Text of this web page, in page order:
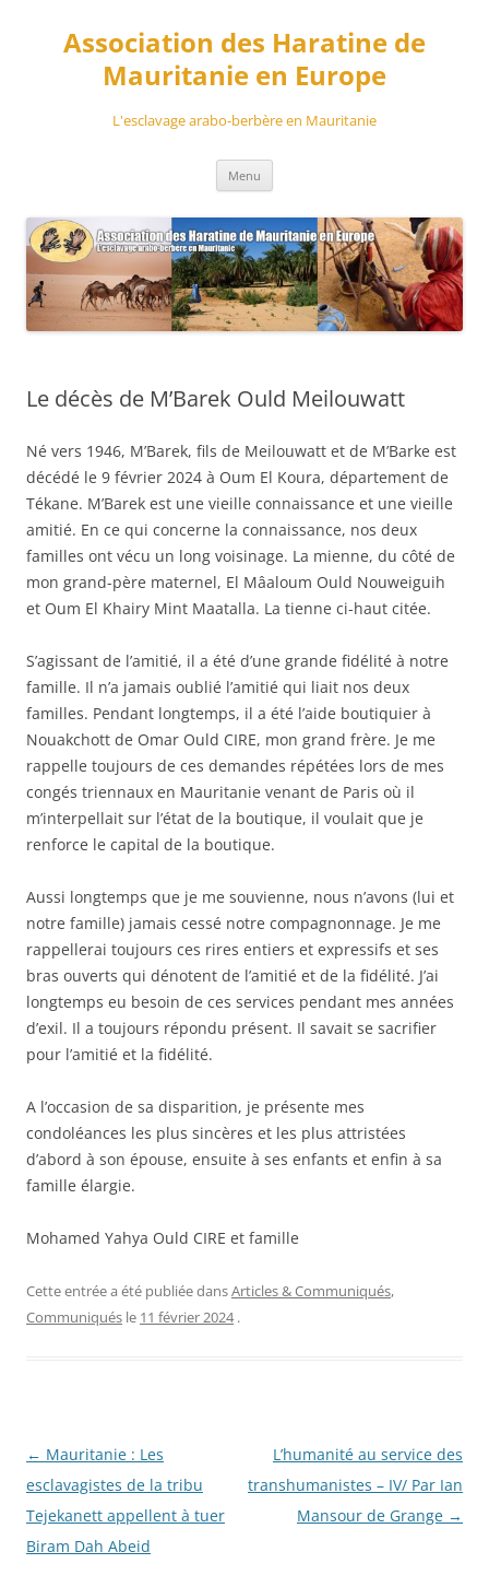
contenuAssociation des Haratine de
Mauritanie en Europe
L'esclavage arabo-berbère en Mauritanie
Menu
Le décès de M’Barek Ould Meilouwatt
Né vers 1946, M’Barek, fils de Meilouwatt et de M’Barke est
décédé le 9 février 2024 à Oum El Koura, département de
Tékane. M’Barek est une vieille connaissance et une vieille
amitié. En ce qui concerne la connaissance, nos deux
familles ont vécu un long voisinage. La mienne, du côté de
mon grand-père maternel, El Mâaloum Ould Nouweiguih
et Oum El Khairy Mint Maatalla. La tienne ci-haut citée.
S’agissant de l’amitié, il a été d’une grande fidélité à notre
famille. Il n’a jamais oublié l’amitié qui liait nos deux
familles. Pendant longtemps, il a été l’aide boutiquier à
Nouakchott de Omar Ould CIRE, mon grand frère. Je me
rappelle toujours de ces demandes répétées lors de mes
congés triennaux en Mauritanie venant de Paris où il
m’interpellait sur l’état de la boutique, il voulait que je
renforce le capital de la boutique.
Aussi longtemps que je me souvienne, nous n’avons (lui et
notre famille) jamais cessé notre compagnonnage. Je me
rappellerai toujours ces rires entiers et expressifs et ses
bras ouverts qui dénotent de l’amitié et de la fidélité. J’ai
longtemps eu besoin de ces services pendant mes années
d’exil. Il a toujours répondu présent. Il savait se sacrifier
pour l’amitié et la fidélité.
A l’occasion de sa disparition, je présente mes
condoléances les plus sincères et les plus attristées
d’abord à son épouse, ensuite à ses enfants et enfin à sa
famille élargie.
Mohamed Yahya Ould CIRE et famille
Cette entrée a été publiée dansArticles & Communiqués,
Communiqués le 11 février 2024 .
Navigation
des
articles
← Mauritanie : Les
esclavagistes de la tribu
Tejekanett appellent à tuer
Biram Dah Abeid
L’humanité au service des
transhumanistes – IV/ Par Ian
Mansour de Grange →